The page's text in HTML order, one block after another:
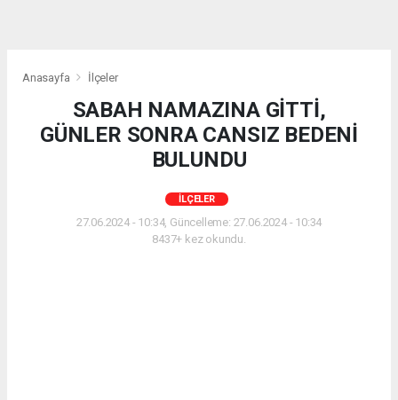
Anasayfa İlçeler
SABAH NAMAZINA GİTTİ,
GÜNLER SONRA CANSIZ BEDENİ
BULUNDU
İLÇELER
27.06.2024 - 10:34, Güncelleme: 27.06.2024 - 10:34
8437+ kez okundu.